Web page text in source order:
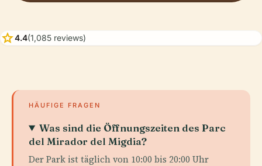
star4.4(1,085 reviews)
HÄUFIGE FRAGEN
Was sind die Öffnungszeiten des Parc
del Mirador del Migdia?
Der Park ist täglich von 10:00 bis 20:00 Uhr